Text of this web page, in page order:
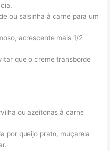
ou salsinha à carne para um
acrescente mais 1/2
que o creme transborde
ou azeitonas à carne
por queijo prato, muçarela